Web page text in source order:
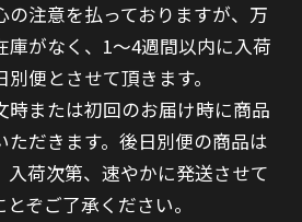
注意を払っておりますが、万
庫がなく、1～4週間以内に入荷
便とさせて頂きます。
または初回のお届け時に商品
ただきます。後日別便の商品は
入荷次第、速やかに発送させて
ぞご了承ください。